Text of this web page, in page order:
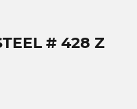
# 428 Z